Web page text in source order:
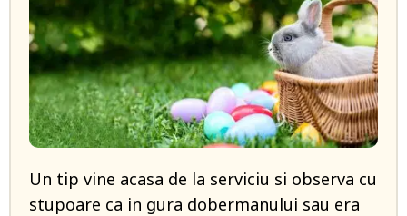
Un tip vine acasa de la serviciu si observa cu
stupoare ca in gura dobermanului sau era